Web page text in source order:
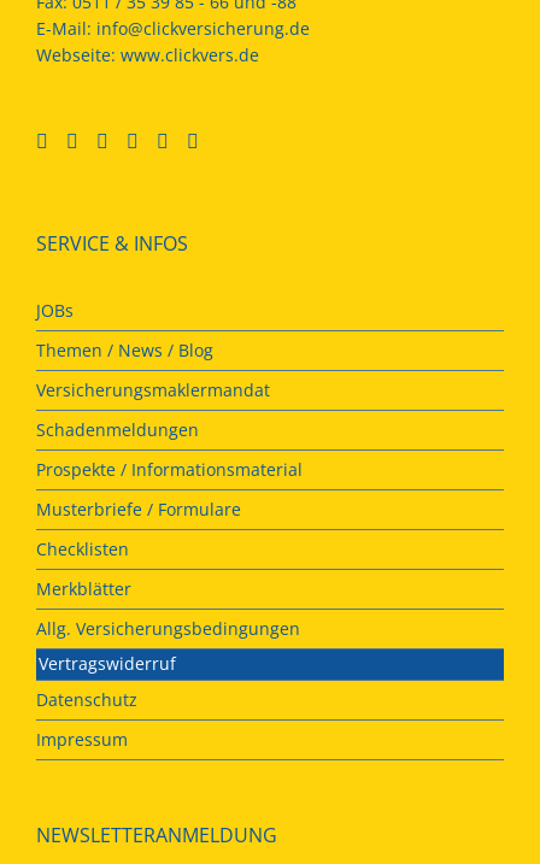
E-Mail: info@clickversicherung.de
Webseite: www.clickvers.de
SERVICE & INFOS
JOBs
Themen / News / Blog
Versicherungsmaklermandat
Schadenmeldungen
Prospekte / Informationsmaterial
Musterbriefe / Formulare
Checklisten
Merkblätter
Allg. Versicherungsbedingungen
Vertragswiderruf
Datenschutz
Impressum
NEWSLETTERANMELDUNG